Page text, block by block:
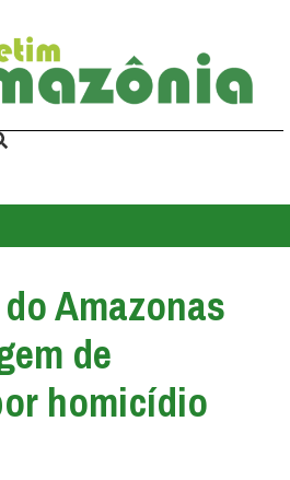
Amazonas
de
homicídio